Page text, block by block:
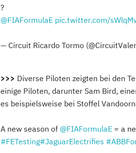
?
@FIAFormulaE pic.twitter.com/
— Circuit Ricardo Tormo
>>> Diverse Piloten zeigten bei den
einige Piloten, darunter Sam Bird,
es beispielsweise bei Stoffel
A new season of @FIAFormulaE = a
#FETesting#JaguarElectrifies